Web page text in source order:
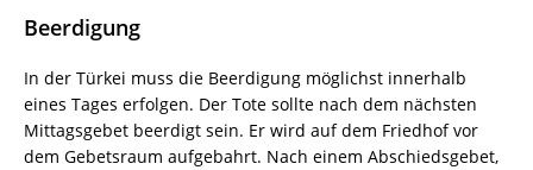
Beerdigung
In der Türkei muss die Beerdigung möglichst innerhalb
eines Tages erfolgen. Der Tote sollte nach dem nächsten
Mittagsgebet beerdigt sein. Er wird auf dem Friedhof vor
dem Gebetsraum aufgebahrt. Nach einem Abschiedsgebet,